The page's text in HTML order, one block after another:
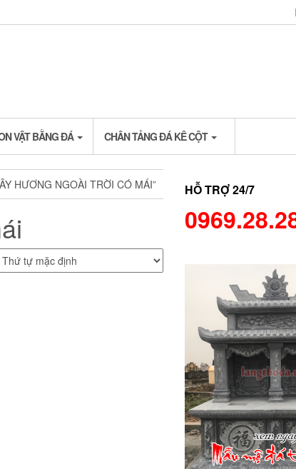
VẬT BẰNG ĐÁ CHÂN TẢNG ĐÁ KÊ CỘT
HƯƠNG NGOÀI TRỜI CÓ MÁI” HỖ TRỢ 24/7